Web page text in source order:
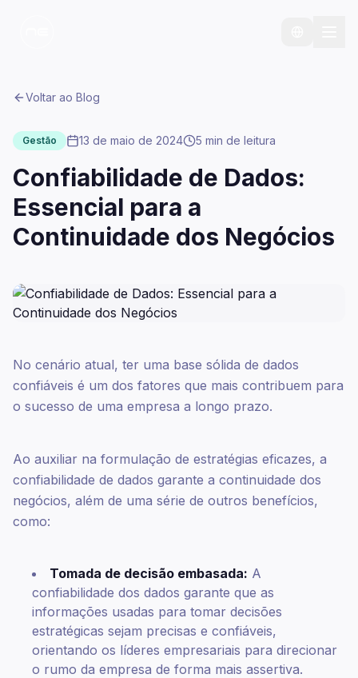
Voltar ao Blog
Gestão 13 de maio de 2024 5 min de leitura
Confiabilidade de Dados:
Essencial para a
Continuidade dos Negócios
No cenário atual, ter uma base sólida de dados
confiáveis é um dos fatores que mais contribuem para
o sucesso de uma empresa a longo prazo.
Ao auxiliar na formulação de estratégias eficazes, a
confiabilidade de dados garante a continuidade dos
negócios, além de uma série de outros benefícios,
como:
Tomada de decisão embasada: A
confiabilidade dos dados garante que as
informações usadas para tomar decisões
estratégicas sejam precisas e confiáveis,
orientando os líderes empresariais para direcionar
o rumo da empresa de forma mais assertiva.